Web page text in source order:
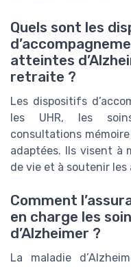
Quels sont les
atteintes
retraite ?
Les dispositifs
les UHR, les
consultations
adaptées. Ils visent à
de vie et à soutenir les
Comment
en charge les
d’Alzheimer ?
La maladie